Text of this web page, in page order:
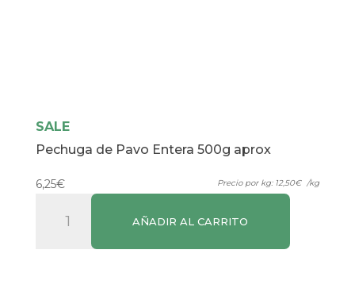
SALE
Pechuga de Pavo Entera 500g aprox
6,25€ Precio por kg: 12,50€ /kg
AÑADIR AL CARRITO